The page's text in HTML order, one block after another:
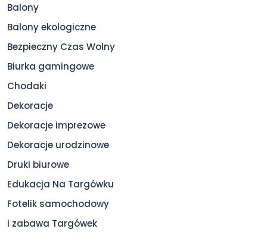
Balony
Balony ekologiczne
Bezpieczny Czas Wolny
Biurka gamingowe
Chodaki
Dekoracje
Dekoracje imprezowe
Dekoracje urodzinowe
Druki biurowe
Edukacja Na Targówku
Fotelik samochodowy
i zabawa Targówek